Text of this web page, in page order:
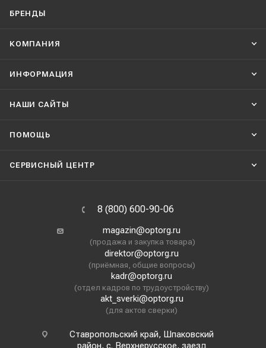
БРЕНДЫ
КОМПАНИЯ
ИНФОРМАЦИЯ
НАШИ CАЙТЫ
ПОМОЩЬ
СЕРВИСНЫЙ ЦЕНТР
8 (800) 600-90-06
magazin@optorg.ru
(продажа и закупка товара)
direktor@optorg.ru
(приёмная, общие вопросы)
kadr@optorg.ru
(отдел кадров по трудоустройству)
akt_sverki@optorg.ru
(для актов сверки)
Ставропольский край, Шпаковский
район, с. Верхнерусское, заезд